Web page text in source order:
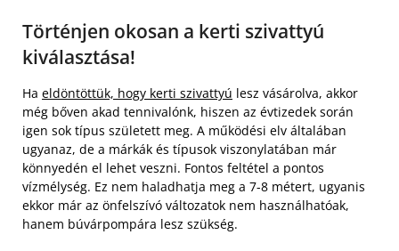
Történjen okosan a kerti szivattyú
kiválasztása!
Ha eldöntöttük, hogy kerti szivattyú lesz vásárolva, akkor
még bőven akad tennivalónk, hiszen az évtizedek során
igen sok típus született meg. A működési elv általában
ugyanaz, de a márkák és típusok viszonylatában már
könnyedén el lehet veszni. Fontos feltétel a pontos
vízmélység. Ez nem haladhatja meg a 7-8 métert, ugyanis
ekkor már az önfelszívó változatok nem használhatóak,
hanem búvárpompára lesz szükség.